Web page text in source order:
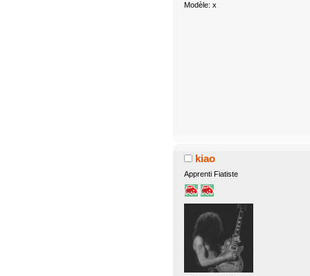
Modèle: x
kiao
Apprenti Fiatiste